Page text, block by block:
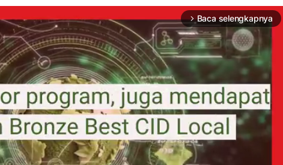
arrow_forward_ios Baca selengkapnya